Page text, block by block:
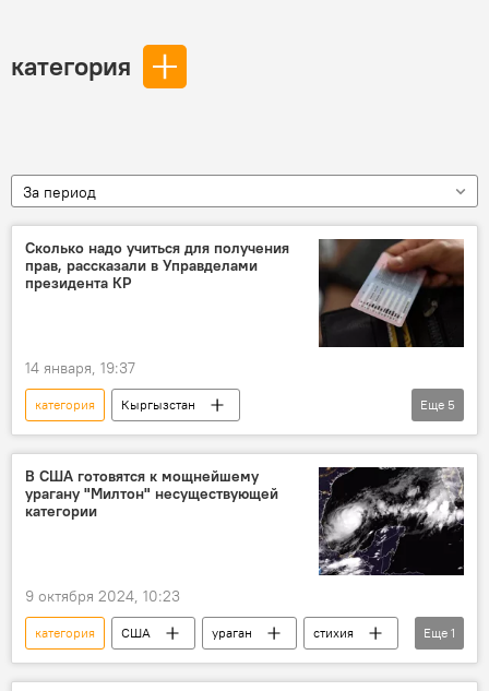
категория
За период
Сколько надо учиться для получения
прав, рассказали в Управделами
президента КР
14 января, 19:37
категория
Кыргызстан
водительские права
обучение
водитель
ПДД автошкола
Еще 5
В США готовятся к мощнейшему
урагану "Милтон" несуществующей
категории
9 октября 2024, 10:23
категория США ураган
стихия
В мире
Еще 1